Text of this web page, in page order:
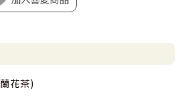
花茶)